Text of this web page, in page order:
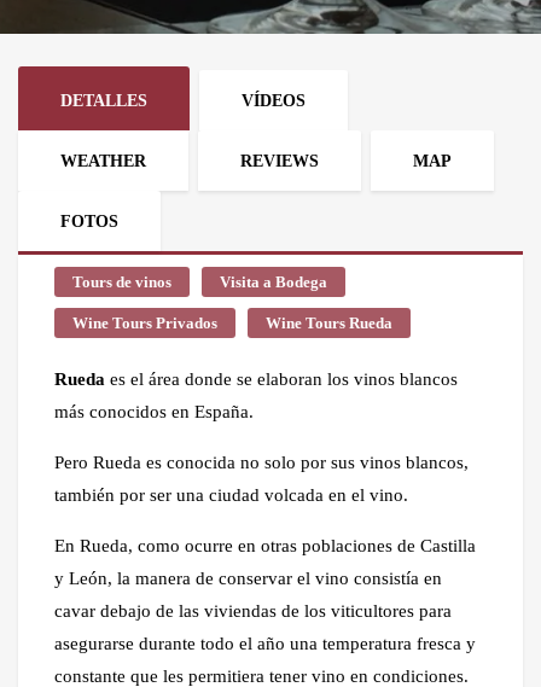
DETALLES VÍDEOS
WEATHER REVIEWS MAP
FOTOS
Tours de vinos Visita a Bodega
Wine Tours Privados Wine Tours Rueda
Rueda es el área donde se elaboran los vinos blancos
más conocidos en España.
Pero Rueda es conocida no solo por sus vinos blancos,
también por ser una ciudad volcada en el vino.
En Rueda, como ocurre en otras poblaciones de Castilla
y León, la manera de conservar el vino consistía en
cavar debajo de las viviendas de los viticultores para
asegurarse durante todo el año una temperatura fresca y
constante que les permitiera tener vino en condiciones.